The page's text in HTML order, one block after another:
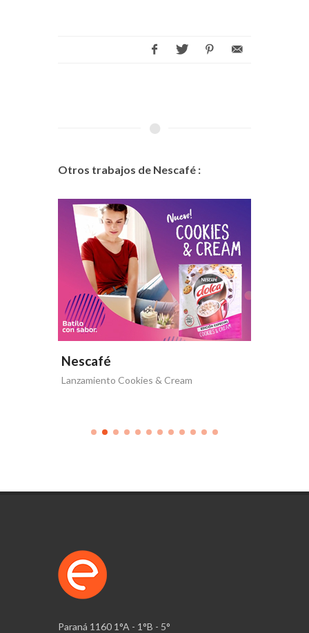
Otros trabajos de Nescafé :
Nescafé
Lanzamiento Cookies & Cream
Paraná 1160 1°A - 1°B - 5°